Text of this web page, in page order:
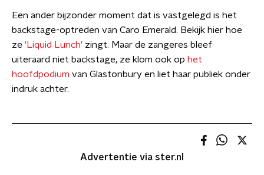
Een ander bijzonder moment dat is vastgelegd is het
backstage-optreden van Caro Emerald. Bekijk hier hoe
ze 'Liquid Lunch' zingt. Maar de zangeres bleef
uiteraard niet backstage, ze klom ook op het
hoofdpodium van Glastonbury en liet haar publiek onder
indruk achter.
Advertentie via ster.nl